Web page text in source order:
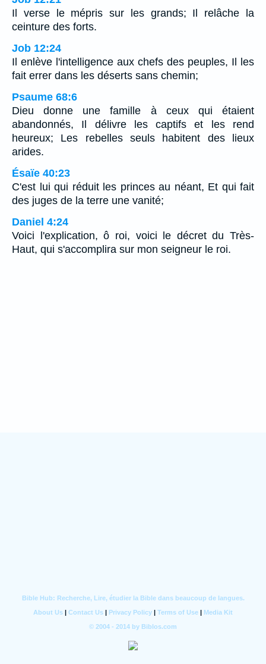
Il verse le mépris sur les grands; Il relâche la
ceinture des forts.
Job 12:24
Il enlève l'intelligence aux chefs des peuples, Il les
fait errer dans les déserts sans chemin;
Psaume 68:6
Dieu donne une famille à ceux qui étaient
abandonnés, Il délivre les captifs et les rend
heureux; Les rebelles seuls habitent des lieux
arides.
Ésaïe 40:23
C'est lui qui réduit les princes au néant, Et qui fait
des juges de la terre une vanité;
Daniel 4:24
Voici l'explication, ô roi, voici le décret du Très-
Haut, qui s'accomplira sur mon seigneur le roi.